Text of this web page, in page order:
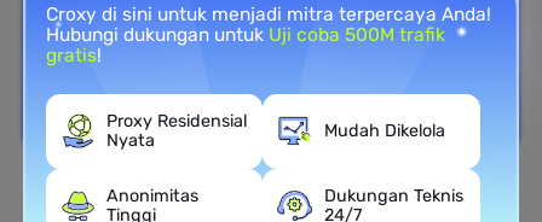
Cakupan Nasional
Croxy di sini untuk menjadi mitra terpercaya Anda!
Hubungi dukungan untuk Uji coba 500M trafik
gratis!
Proxy Residensial
Nyata
Mudah Dikelola
Anonimitas
Tinggi
Dukungan Teknis
24/7